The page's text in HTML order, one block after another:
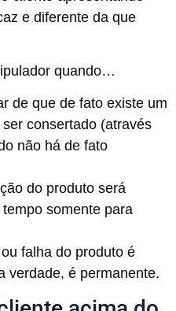
e diferente da que
quando…
de que de fato existe um
consertado (através
não há de fato
do produto será
somente para
falha do produto é
verdade, é permanente.